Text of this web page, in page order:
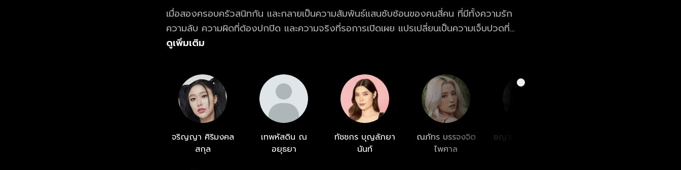
เมื่อสองครอบครัวสนิทกัน และกลายเป็นความสัมพันธ์แสนซับซ้อนของคนสี่คน ที่มีทั้งความรัก
ความลับ ความผิดที่ต้องปกปิด และความจริงที่รอการเปิดเผย แปรเปลี่ยนเป็นความเจ็บปวดที่
ไม่รู้ว่าจะหาทางออกอย่างไร?
ดูเพิ่มเติม
จริญญา ศิริมงคล
สกุล
เทพหัสดิน ณ
อยุธยา
ทัชชกร บุญลัภยา
นันท์
ณภัทร บรรจงจิต
ไพศาล
ชญานิษฐ์ ชาญสง่า